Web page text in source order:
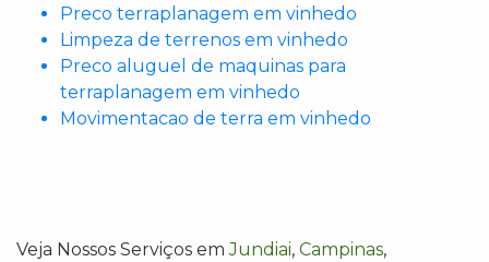
Preco terraplanagem em vinhedo
Limpeza de terrenos em vinhedo
Preco aluguel de maquinas para
terraplanagem em vinhedo
Movimentacao de terra em vinhedo
Veja Nossos Serviços emJundiai, Campinas,